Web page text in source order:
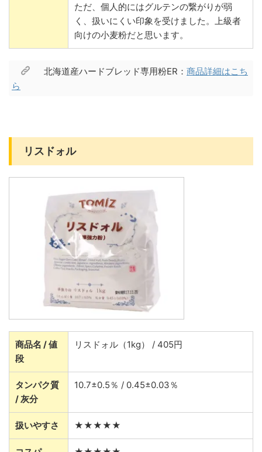
ただ、個人的にはグルテンの繋がりが弱
く、扱いにくい印象を受けました。上級者
向けの小麦粉だと思います。
北海道産ハードブレッド専用粉ER： 商品詳細はこち
ら
リスドォル
商品名 / 値
段
リスドォル（1kg） / 405円
タンパク質
/ 灰分
10.7±0.5％ / 0.45±0.03％
扱いやすさ ★★★★★